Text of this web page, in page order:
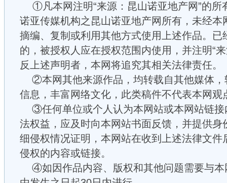
①凡本网注明“来源：昆山诺亚地产网”的所
诺亚传媒机构之昆山诺亚地产网所有，未经本
摘编、复制或利用其他方式使用上述作品。已
的，被授权人应在授权范围内使用，并注明“
反上述声明者，本网将追究其相关法律责任。
②本网其他来源作品，均转载自其他媒体，
信息，丰富网络文化，此类稿件不代表本网观
③任何单位或个人认为本网站或本网站链接
法权益，应及时向本网站书面反馈，并提供身
细侵权情况证明，本网站在收到上述法律文件
侵权的内容或链接。
④如因作品内容、版权和其他问题需要与本